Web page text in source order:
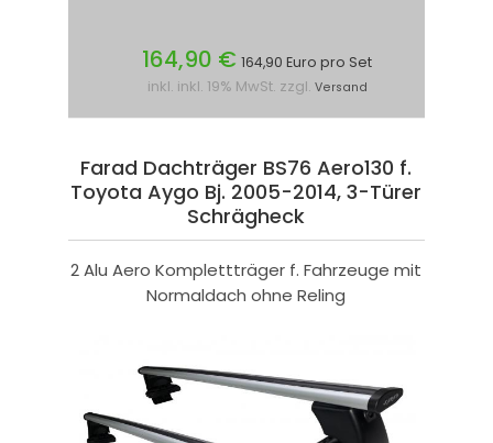
164,90 € 164,90 Euro pro Set
inkl. inkl. 19% MwSt. zzgl. Versand
Farad Dachträger BS76 Aero130 f.
Toyota Aygo Bj. 2005-2014, 3-Türer
Schrägheck
2 Alu Aero Komplettträger f. Fahrzeuge mit
Normaldach ohne Reling